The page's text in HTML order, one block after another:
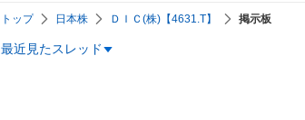
トップ 日本株 ＤＩＣ(株)【4631.T】 掲示板
最近見たスレッド